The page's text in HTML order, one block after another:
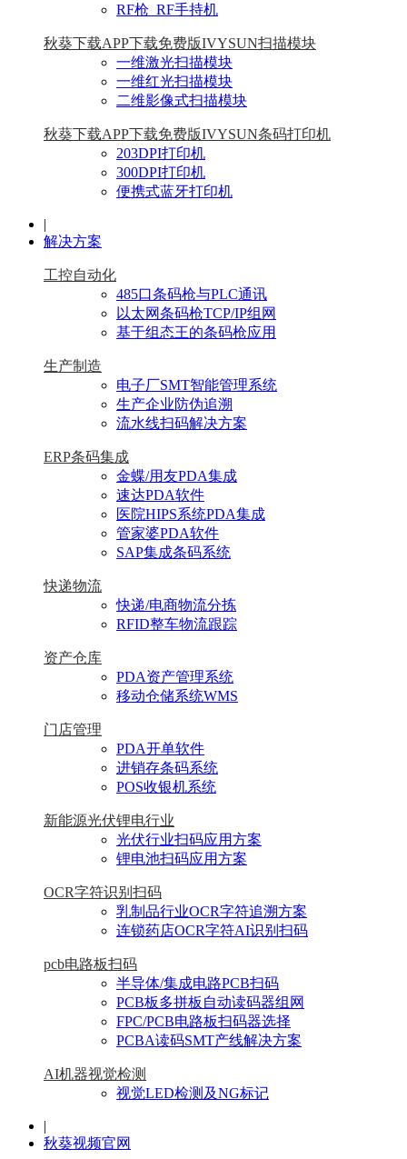
RF枪_RF手持机
秋葵下载APP下载免费版IVYSUN扫描模块
一维激光扫描模块
一维红光扫描模块
二维影像式扫描模块
秋葵下载APP下载免费版IVYSUN条码打印机
203DPI打印机
300DPI打印机
便携式蓝牙打印机
|
解决方案
工控自动化
485口条码枪与PLC通讯
以太网条码枪TCP/IP组网
基于组态王的条码枪应用
生产制造
电子厂SMT智能管理系统
生产企业防伪追溯
流水线扫码解决方案
ERP条码集成
金蝶/用友PDA集成
速达PDA软件
医院HIPS系统PDA集成
管家婆PDA软件
SAP集成条码系统
快递物流
快递/电商物流分拣
RFID整车物流跟踪
资产仓库
PDA资产管理系统
移动仓储系统WMS
门店管理
PDA开单软件
进销存条码系统
POS收银机系统
新能源光伏锂电行业
光伏行业扫码应用方案
锂电池扫码应用方案
OCR字符识别扫码
乳制品行业OCR字符追溯方案
连锁药店OCR字符AI识别扫码
pcb电路板扫码
半导体/集成电路PCB扫码
PCB板多拼板自动读码器组网
FPC/PCB电路板扫码器选择
PCBA读码SMT产线解决方案
AI机器视觉检测
视觉LED检测及NG标记
|
秋葵视频官网